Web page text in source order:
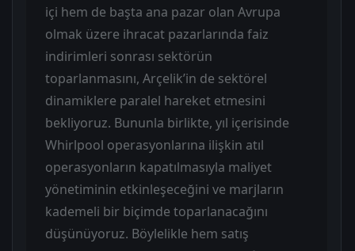
içi hem de başta ana pazar olan Avrupa
olmak üzere ihracat pazarlarında faiz
indirimleri sonrası sektörün
toparlanmasını, Arçelik’in de sektörel
dinamiklere paralel hareket etmesini
bekliyoruz. Bununla birlikte, yıl içerisinde
Whirlpool operasyonlarına ilişkin atıl
operasyonların kapatılmasıyla maliyet
yönetiminin etkinleşeceğini ve marjların
kademeli bir biçimde toparlanacağını
düşünüyoruz. Böylelikle hem satış